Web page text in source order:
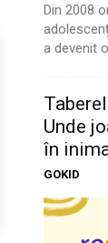
Din 2008
a devenit
Unde
în
GOKID